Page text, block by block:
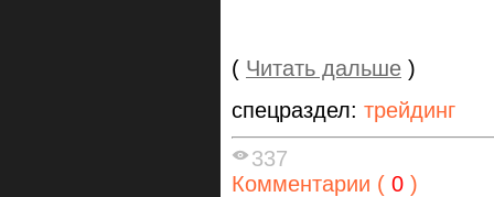
( Читать дальше )
спецраздел: трейдинг
337
Комментарии ( 0 )